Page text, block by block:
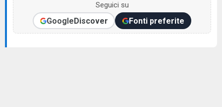
Seguici su
GoogleDiscover Fonti preferite